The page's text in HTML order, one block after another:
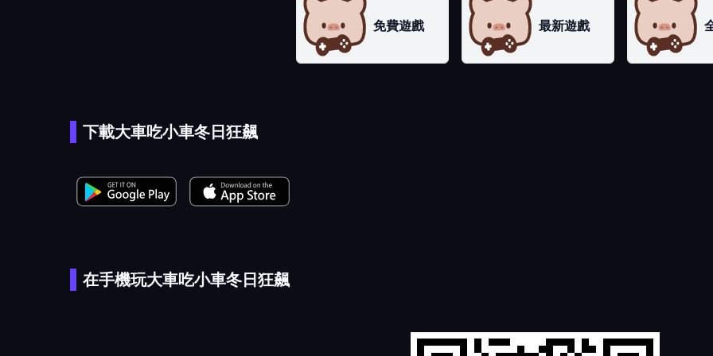
免費遊戲 最新遊戲
下載大車吃小車冬日狂飆
在手機玩大車吃小車冬日狂飆